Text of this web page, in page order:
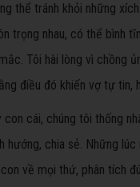
thể tránh khỏi những
trọng nhau, có thể bình
Tôi hài lòng vì chồng
điều đó khiến vợ tự tin,
con cái, chúng tôi thống
hướng, chia sẻ. Những lúc
về mọi thứ, phân tích